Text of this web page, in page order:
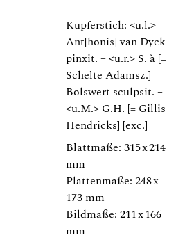
Kupferstich: <u.l.>
Ant[honis] van Dyck
pinxit. – <u.r.> S. à [=
Schelte Adamsz.]
Bolswert sculpsit. –
<u.M.> G.H. [= Gillis
Hendricks] [exc.]
Blattmaße: 315 x 214
mm
Plattenmaße: 248 x
173 mm
Bildmaße: 211 x 166
mm